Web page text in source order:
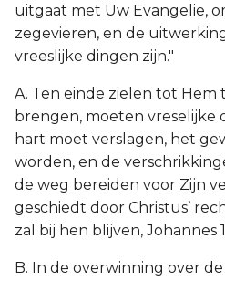
uitgaat met Uw Evangelie,
zegevieren, en de
vreeslijke dingen zijn."
A. Ten einde zielen tot
brengen, moeten vreselijke
hart moet verslagen, het
worden, en de
de weg bereiden voor Zijn
geschiedt door Christus’
zal bij hen blijven, Johannes
B. In de overwinning over